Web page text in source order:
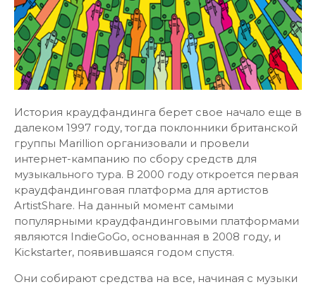
История краудфандинга берет свое начало еще в
далеком 1997 году, тогда поклонники британской
группы Marillion организовали и провели
интернет-кампанию по сбору средств для
музыкального тура. В 2000 году откроется первая
краудфандинговая платформа для артистов
ArtistShare. На данный момент самыми
популярными краудфандинговыми платформами
являются IndieGoGo, основанная в 2008 году, и
Kickstarter, появившаяся годом спустя.
Они собирают средства на все, начиная с музыки